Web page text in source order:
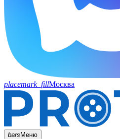
placemark_fillМосква
barsМеню